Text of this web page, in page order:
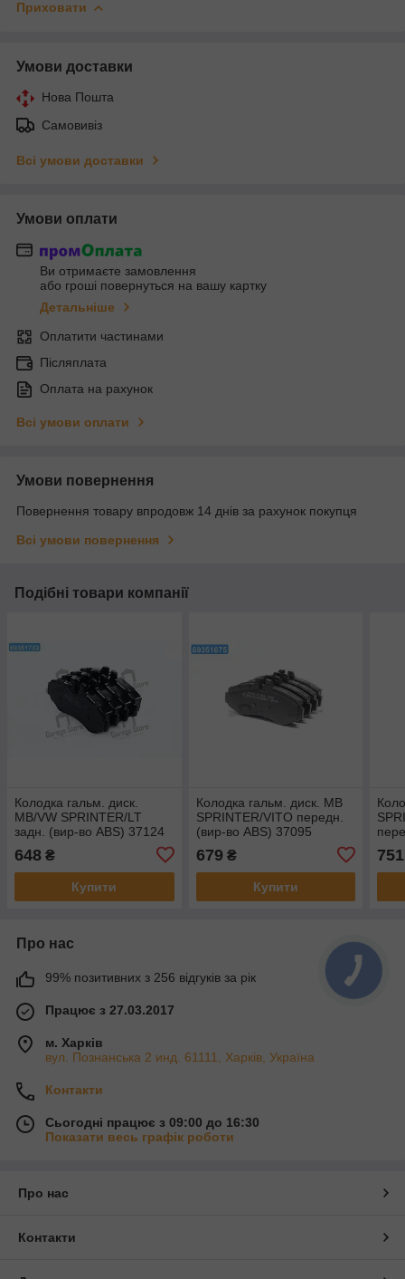
Приховати
Умови доставки
Нова Пошта
Самовивіз
Всі умови доставки
Умови оплати
Ви отримаєте замовлення
або гроші повернуться на вашу картку
Детальніше
Оплатити частинами
Післяплата
Оплата на рахунок
Всі умови оплати
Умови повернення
Повернення товару впродовж 14 днів за рахунок покупця
Всі умови повернення
Подібні товари компанії
Колодка гальм. диск.
MB/VW SPRINTER/LT
задн. (вир-во ABS) 37124
648 ₴
Купити
Колодка гальм. диск. MB
SPRINTER/VITO передн.
(вир-во ABS) 37095
679₴
Купити
751
Про нас
99% позитивних з 256 відгуків за рік
Працює з 27.03.2017
м. Харків
вул. Познанська 2 инд. 61111, Харків, Україна
Контакти
Сьогодні працює з 09:00 до 16:30
Показати весь графік роботи
Про нас
Контакти